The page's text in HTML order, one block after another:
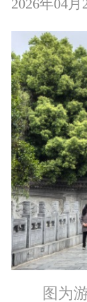
2026年04月
图为